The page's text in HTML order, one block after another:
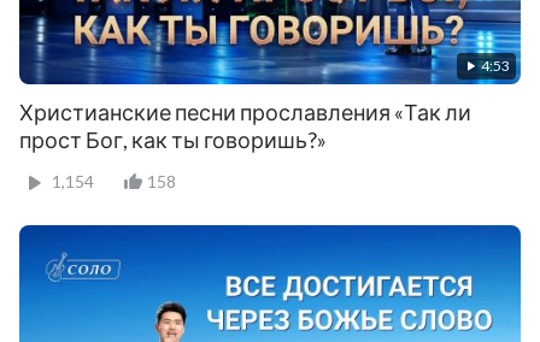
4:53
Христианские песни прославления «Так ли
прост Бог, как ты говоришь?»
1,154 158